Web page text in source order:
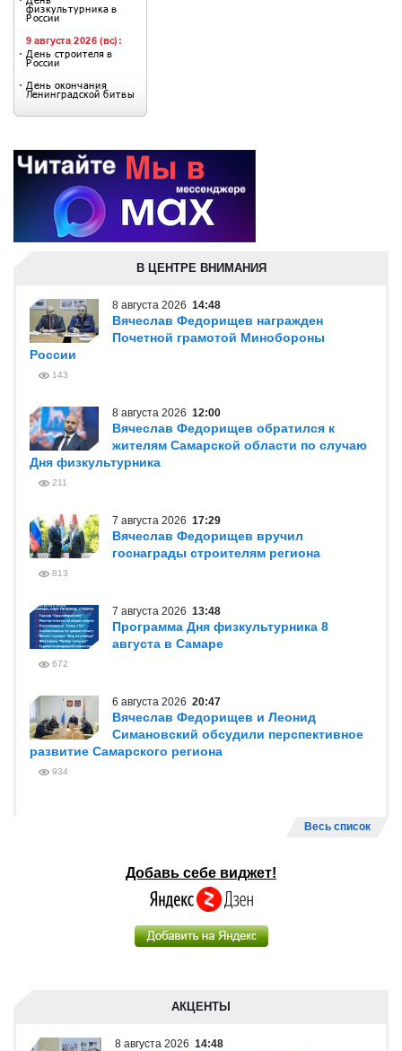
В ЦЕНТРЕ ВНИМАНИЯ
8 августа 2026 14:48
Вячеслав Федорищев награжден
Почетной грамотой Минобороны
России
143
8 августа 2026 12:00
Вячеслав Федорищев обратился к
жителям Самарской области по случаю
Дня физкультурника
211
7 августа 2026 17:29
Вячеслав Федорищев вручил
госнаграды строителям региона
813
7 августа 2026 13:48
Программа Дня физкультурника 8
августа в Самаре
672
6 августа 2026 20:47
Вячеслав Федорищев и Леонид
Симановский обсудили перспективное
развитие Самарского региона
934
Весь список
Добавь себе виджет!
АКЦЕНТЫ
8 августа 2026 14:48